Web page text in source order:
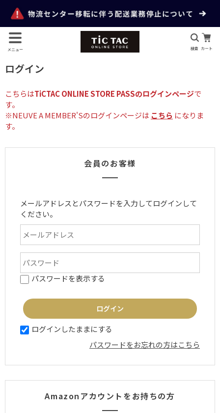
メニュー 検索 カート
ログイン
こちらはTiCTAC ONLINE STORE PASSのログインページで
す。
※NEUVE A MEMBER'Sのログインページは こちら になりま
す。
会員のお客様
メールアドレスとパスワードを入力してログインして
ください。
パスワードを表示する
ログインしたままにする
パスワードをお忘れの方はこちら
Amazonアカウントをお持ちの方